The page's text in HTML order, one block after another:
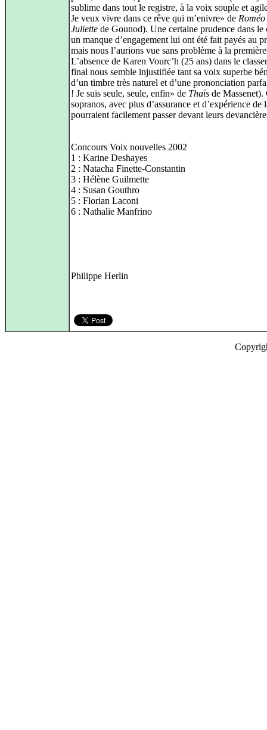
sublime dans tout le registre, à la voix souple et
Je veux vivre dans ce rêve qui m’enivre» de Roméo
Juliette de Gounod). Une certaine prudence dans le
un manque d’engagement lui ont été fait payés au
mais nous l’aurions vue sans problème à la
L’absence de Karen Vourc’h (25 ans) dans le
final nous semble injustifiée tant sa voix superbe
d’un timbre très naturel et d’une prononciation
! Je suis seule, seule, enfin» de Thaïs de Massenet).
sopranos, avec plus d’assurance et d’expérience de
pourraient facilement passer devant leurs
Concours Voix nouvelles 2002
1 : Karine Deshayes
2 : Natacha Finette-Constantin
3 : Hélène Guilmette
4 : Susan Gouthro
5 : Florian Laconi
6 : Nathalie Manfrino
Philippe Herlin